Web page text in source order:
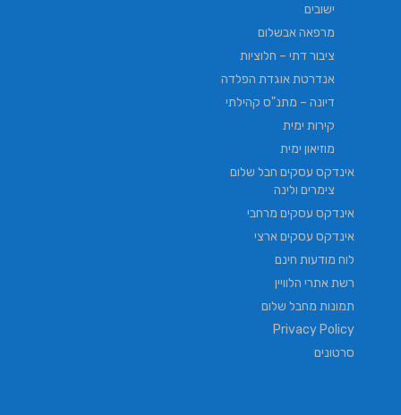
ישובים
מרפאה אבשלום
ציבור דתי – חלוציות
אנדרטת אוגדת הפלדה
דיונה – מתנ"ס קהילתי
קירות ימית
מוזיאון ימית
אינדקס עסקים חבל שלום
צימרים ולינה
אינדקס עסקים מרחבי
אינדקס עסקים ארצי
לוח מודעות חינם
רשת אתרי הלוויין
תמונות מחבל שלום
Privacy Policy
סרטונים